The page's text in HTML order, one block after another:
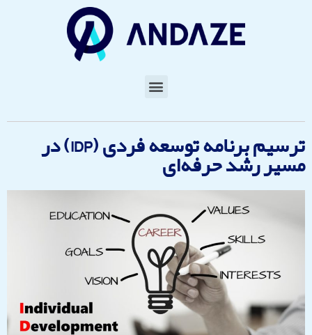
ترسیم برنامه توسعه فردی (IDP) در
مسیر رشد حرفه‌ای